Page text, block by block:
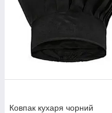
Ковпак кухаря чорний